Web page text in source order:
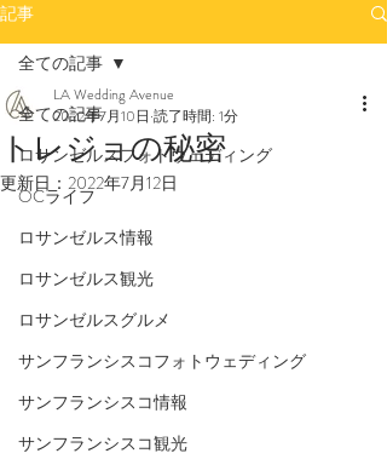
記事
全ての記事
ロサンゼルスフォトウェディング
OCライフ
ロサンゼルス情報
ロサンゼルス観光
ロサンゼルスグルメ
サンフランシスコフォトウェディング
サンフランシスコ情報
サンフランシスコ観光
全ての記事
トレジョの秘密
LA Wedding Avenue
2022年7月10日 読了時間: 1分
更新日： 2022年7月12日